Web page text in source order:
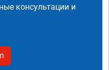
консультации и